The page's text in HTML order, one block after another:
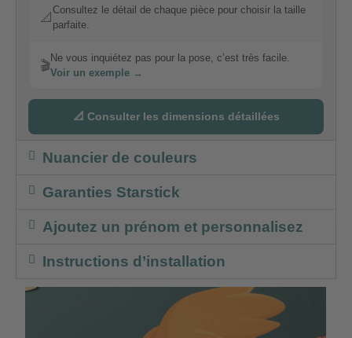
📐
Consultez le détail de chaque pièce pour choisir la taille
parfaite.
🎬
Ne vous inquiétez pas pour la pose, c’est très facile.
Voir un exemple →
📐 Consulter les dimensions détaillées
Nuancier de couleurs
Garanties Starstick
Ajoutez un prénom et personnalisez
Instructions d’installation